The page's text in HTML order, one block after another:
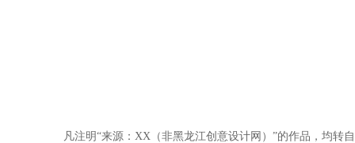
凡注明“来源：XX（非黑龙江创意设计网）”的作品，均转